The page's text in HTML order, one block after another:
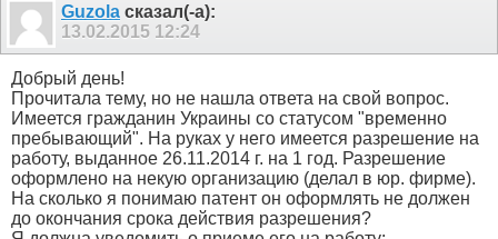
Guzola сказал(-а):
13.02.2015 12:24
Добрый день!
Прочитала тему, но не нашла ответа на свой вопрос.
Имеется гражданин Украины со статусом "временно
пребывающий". На руках у него имеется разрешение на
работу, выданное 26.11.2014 г. на 1 год. Разрешение
оформлено на некую организацию (делал в юр. фирме).
На сколько я понимаю патент он оформлять не должен
до окончания срока действия разрешения?